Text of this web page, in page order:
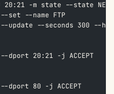
-m state --state NEW
--set --name FTP
--update --seconds 300 --
dport 20:21 -j ACCEPT
dport 80 -j ACCEPT